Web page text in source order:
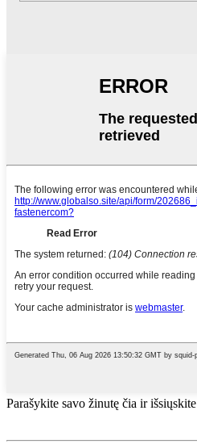
Parašykite savo žinutę čia ir